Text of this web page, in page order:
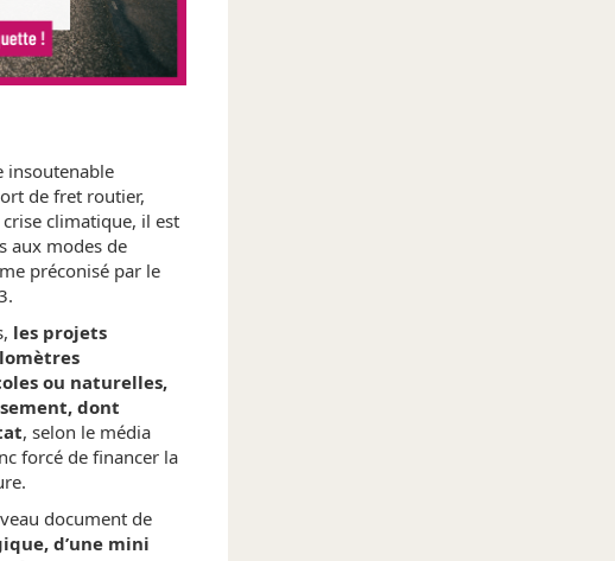
insoutenable
de fret routier,
climatique, il est
aux modes de
préconisé par le
les projets
ou naturelles,
dont
, selon le média
forcé de financer la
document de
d’une mini